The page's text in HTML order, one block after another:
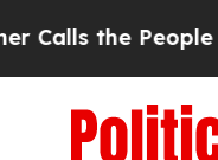
Abruptly